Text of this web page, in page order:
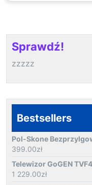
Sprawdź!
zzzzz
Bestsellers
Pol-Skone
399.00zł
Telewizor GoGEN
1 229.00zł